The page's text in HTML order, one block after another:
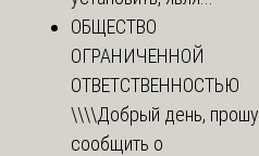
ОБЩЕСТВО
ОГРАНИЧЕННОЙ
ОТВЕТСТВЕННОСТЬЮ
\\\\Добрый день, прошу
сообщить о